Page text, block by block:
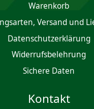
Waren­korb
Versand und
Daten­schutz­er­klärung
Widerrufsbelehrung
Sichere Daten
Kontakt